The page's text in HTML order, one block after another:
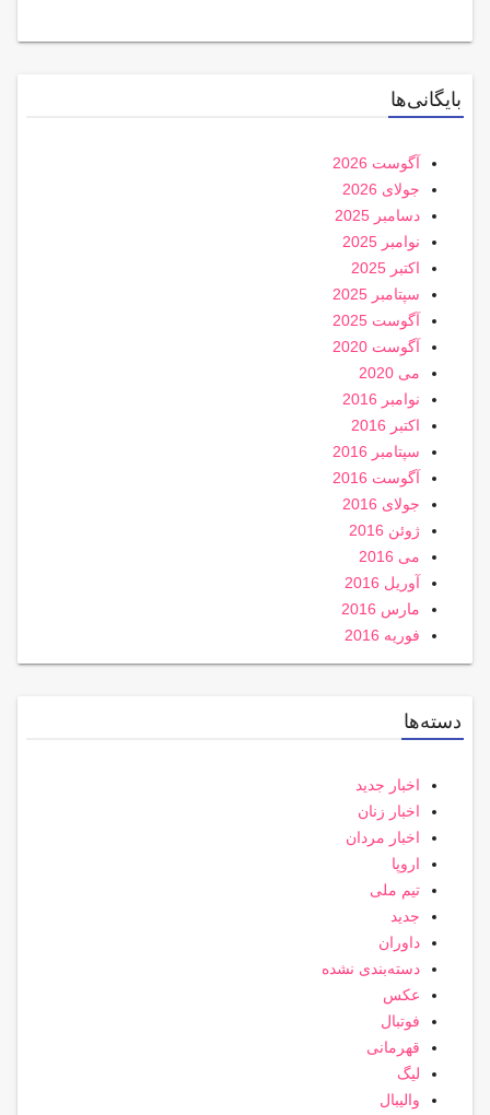
بایگانی‌ها
آگوست 2026
جولای 2026
دسامبر 2025
نوامبر 2025
اکتبر 2025
سپتامبر 2025
آگوست 2025
آگوست 2020
می 2020
نوامبر 2016
اکتبر 2016
سپتامبر 2016
آگوست 2016
جولای 2016
ژوئن 2016
می 2016
آوریل 2016
مارس 2016
فوریه 2016
دسته‌ها
اخبار جدید
اخبار زنان
اخبار مردان
اروپا
تیم ملی
جدید
داوران
دسته‌بندی نشده
عکس
فوتبال
قهرمانی
لیگ
والیبال